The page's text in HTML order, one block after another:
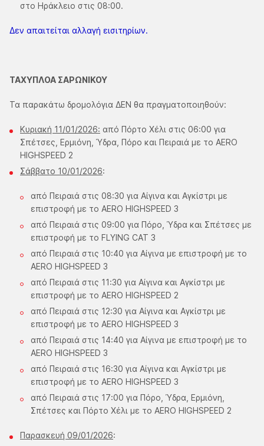
στο Ηράκλειο στις 08:00.
Δεν απαιτείται αλλαγή εισιτηρίων.
ΤΑΧΥΠΛΟΑ ΣΑΡΩΝΙΚΟΥ
Τα παρακάτω δρομολόγια ΔΕΝ θα πραγματοποιηθούν:
Κυριακή 11/01/2026: από Πόρτο Χέλι στις 06:00 για
Σπέτσες, Ερμιόνη, Ύδρα, Πόρο και Πειραιά με το AERO
HIGHSPEED 2
Σάββατο 10/01/2026:
από Πειραιά στις 08:30 για Αίγινα και Αγκίστρι με
επιστροφή με το AERO HIGHSPEED 3
από Πειραιά στις 09:00 για Πόρο, Ύδρα και Σπέτσες με
επιστροφή με το FLYING CAT 3
από Πειραιά στις 10:40 για Αίγινα με επιστροφή με το
AERO HIGHSPEED 3
από Πειραιά στις 11:30 για Αίγινα και Αγκίστρι με
επιστροφή με το AERO HIGHSPEED 2
από Πειραιά στις 12:30 για Αίγινα και Αγκίστρι με
επιστροφή με το AERO HIGHSPEED 3
από Πειραιά στις 14:40 για Αίγινα με επιστροφή με το
AERO HIGHSPEED 3
από Πειραιά στις 16:30 για Αίγινα και Αγκίστρι με
επιστροφή με το AERO HIGHSPEED 3
από Πειραιά στις 17:00 για Πόρο, Ύδρα, Ερμιόνη,
Σπέτσες και Πόρτο Χέλι με το AERO HIGHSPEED 2
Παρασκευή 09/01/2026: